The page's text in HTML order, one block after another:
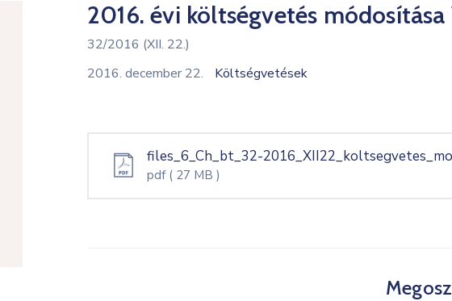
2016. évi költségvetés módosítása
32/2016 (XII. 22.)
2016. december 22.
Költségvetések
files_6_Ch_bt_32-
pdf ( 27 MB )